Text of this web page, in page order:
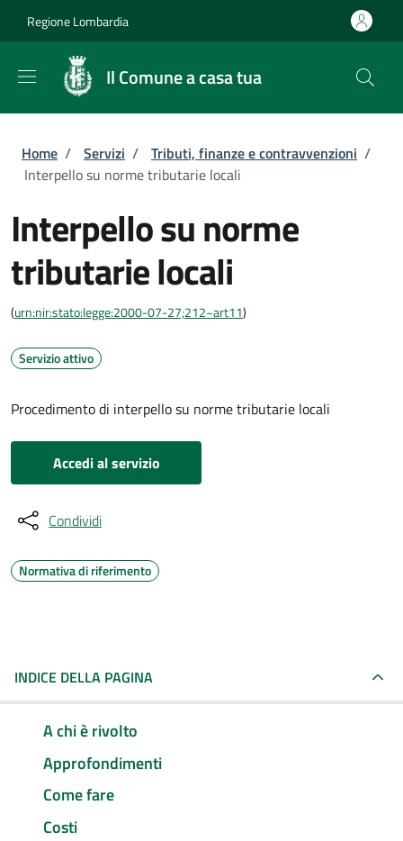
Regione Lombardia
Il Comune a casa tua
Briciole di pane
Home / Servizi / Tributi, finanze e contravvenzioni /
Interpello su norme tributarie locali
Interpello su norme
tributarie locali
(urn:nir:stato:legge:2000-07-27;212~art11)
Servizio attivo
Procedimento di interpello su norme tributarie locali
Accedi al servizio
Condividi
Normativa di riferimento
INDICE DELLA PAGINA
A chi è rivolto
Approfondimenti
Come fare
Costi